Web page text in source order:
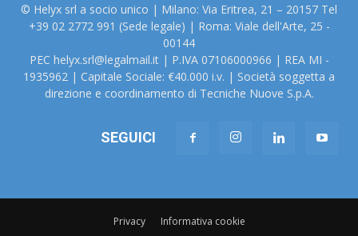
© Helyx srl a socio unico | Milano: Via Eritrea, 21 – 20157 Tel
+39 02 2772 991 (Sede legale) | Roma: Viale dell'Arte, 25 -
00144
PEC helyx.srl@legalmail.it | P.IVA 07106000966 | REA MI -
1935962 | Capitale Sociale: €40.000 i.v. | Società soggetta a
direzione e coordinamento di Tecniche Nuove S.p.A.
SEGUICI
Privacy Informativa cookie